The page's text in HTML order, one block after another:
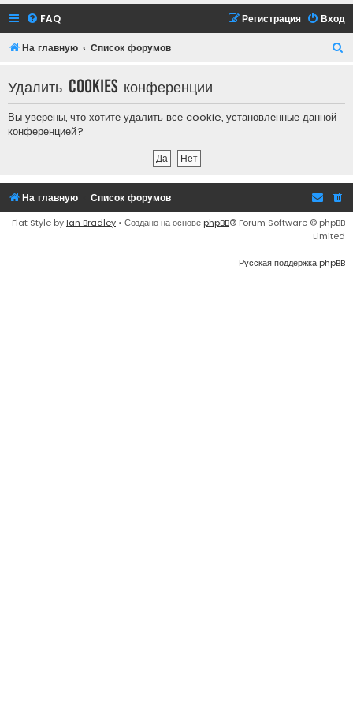
FAQ Вход
Регистрация
На главную Список форумов
с
Удалить cookies конференции
Вы уверены, что хотите удалить все cookie, установленные данной
конференцией?
На главную Список форумов
Flat Style by Ian Bradley • Создано на основе phpBB® Forum Software © phpBB
Limited
Русская поддержка phpBB